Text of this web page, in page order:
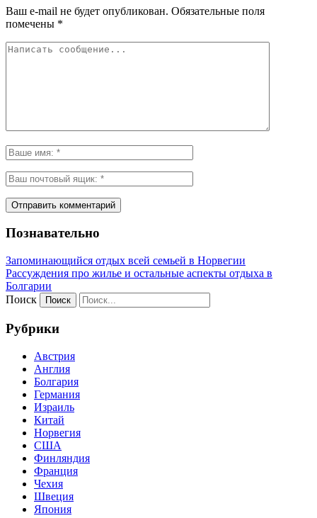
Ваш e-mail не будет опубликован. Обязательные поля
помечены *
Познавательно
Запоминающийся отдых всей семьей в Норвегии
Рассуждения про жилье и остальные аспекты отдыха в
Болгарии
Поиск
Рубрики
Австрия
Англия
Болгария
Германия
Израиль
Китай
Норвегия
США
Финляндия
Франция
Чехия
Швеция
Япония